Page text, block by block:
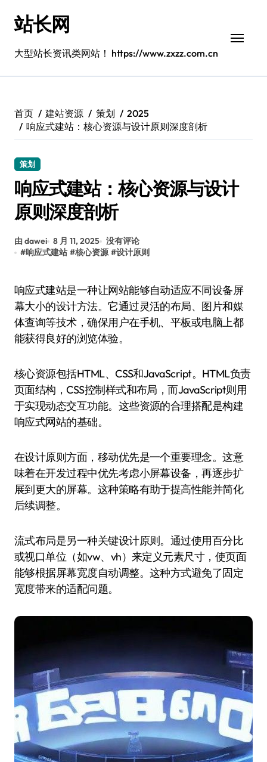
站长网
大型站长资讯类网站！ https://www.zxzz.com.cn
首页 建站资源 策划
2025
响应式建站：核心资源与设计原则深度剖析
策划
响应式建站：核心资源与设计
原则深度剖析
由 dawei 8 月 11, 2025 没有评论
#响应式建站 #核心资源 #设计原则
响应式建站是一种让网站能够自动适应不同设备屏
幕大小的设计方法。它通过灵活的布局、图片和媒
体查询等技术，确保用户在手机、平板或电脑上都
能获得良好的浏览体验。
核心资源包括HTML、CSS和JavaScript。HTML负责
页面结构，CSS控制样式和布局，而JavaScript则用
于实现动态交互功能。这些资源的合理搭配是构建
响应式网站的基础。
在设计原则方面，移动优先是一个重要理念。这意
味着在开发过程中优先考虑小屏幕设备，再逐步扩
展到更大的屏幕。这种策略有助于提高性能并简化
后续调整。
流式布局是另一种关键设计原则。通过使用百分比
或视口单位（如vw、vh）来定义元素尺寸，使页面
能够根据屏幕宽度自动调整。这种方式避免了固定
宽度带来的适配问题。